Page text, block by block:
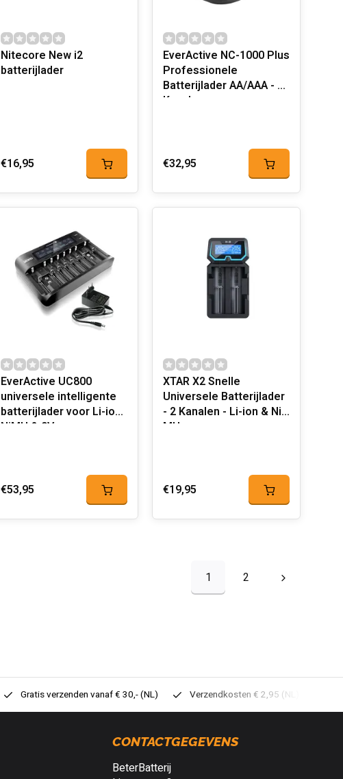
Nitecore New i2
batterijlader
€16,95
EverActive NC-1000 Plus
Professionele
Batterijlader AA/AAA - 4
Kanalen
€32,95
EverActive UC800
universele intelligente
batterijlader voor Li-ion,
NiMH & 9V
€53,95
XTAR X2 Snelle
Universele Batterijlader
- 2 Kanalen - Li-ion & Ni-
MH
€19,95
1 2
Gratis verzenden vanaf € 30,- (NL) Verzendkosten € 2,95 (NL)
CONTACTGEGEVENS
BeterBatterij